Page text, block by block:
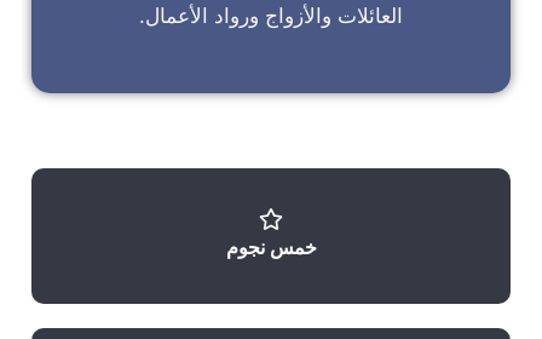
العائلات والأزواج ورواد الأعمال.
خمس نجوم